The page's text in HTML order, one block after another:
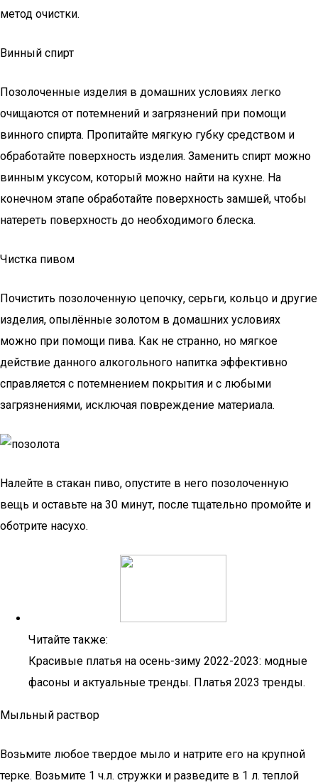
метод очистки.
Винный спирт
Позолоченные изделия в домашних условиях легко
очищаются от потемнений и загрязнений при помощи
винного спирта. Пропитайте мягкую губку средством и
обработайте поверхность изделия. Заменить спирт можно
винным уксусом, который можно найти на кухне. На
конечном этапе обработайте поверхность замшей, чтобы
натереть поверхность до необходимого блеска.
Чистка пивом
Почистить позолоченную цепочку, серьги, кольцо и другие
изделия, опылённые золотом в домашних условиях
можно при помощи пива. Как не странно, но мягкое
действие данного алкогольного напитка эффективно
справляется с потемнением покрытия и с любыми
загрязнениями, исключая повреждение материала.
Налейте в стакан пиво, опустите в него позолоченную
вещь и оставьте на 30 минут, после тщательно промойте и
оботрите насухо.
Читайте также:
Красивые платья на осень-зиму 2022-2023: модные
фасоны и актуальные тренды. Платья 2023 тренды.
Мыльный раствор
Возьмите любое твердое мыло и натрите его на крупной
терке. Возьмите 1 ч.л. стружки и разведите в 1 л. теплой